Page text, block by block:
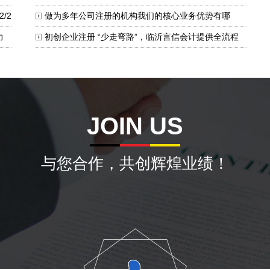
7
2
25
径
2026/1/24
做为多年公司注册的机构我们的核心业务优势有哪
些？初创企业注册 “少走弯路”，临沂言信会计提供全流程
2025/9/22
JOIN US
与您合作，共创辉煌业绩！